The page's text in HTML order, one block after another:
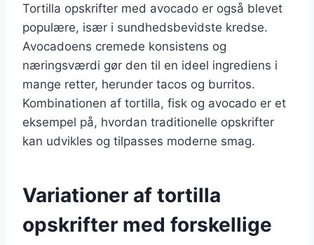
Tortilla opskrifter med avocado er også blevet
populære, især i sundhedsbevidste kredse.
Avocadoens cremede konsistens og
næringsværdi gør den til en ideel ingrediens i
mange retter, herunder tacos og burritos.
Kombinationen af tortilla, fisk og avocado er et
eksempel på, hvordan traditionelle opskrifter
kan udvikles og tilpasses moderne smag.
Variationer af tortilla
opskrifter med forskellige